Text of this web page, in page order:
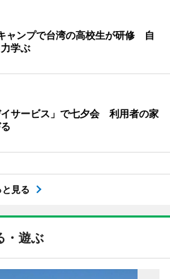
ャンプで台湾の高校生が研修 自
学ぶ
サービス」で七夕会 利用者の家
と見る
・遊ぶ